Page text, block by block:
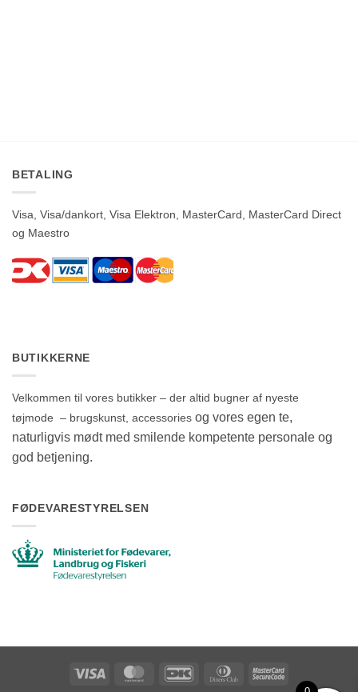
BETALING
Visa, Visa/dankort, Visa Elektron, MasterCard, MasterCard Direct
og Maestro
BUTIKKERNE
Velkommen til vores butikker – der altid bugner af nyeste
tøjmode – brugskunst, accessories og vores egen te,
naturligvis mødt med smilende kompetente personale og
god betjening.
FØDEVARESTYRELSEN
Visa MasterCard DanKort
Dinners
MasterCard